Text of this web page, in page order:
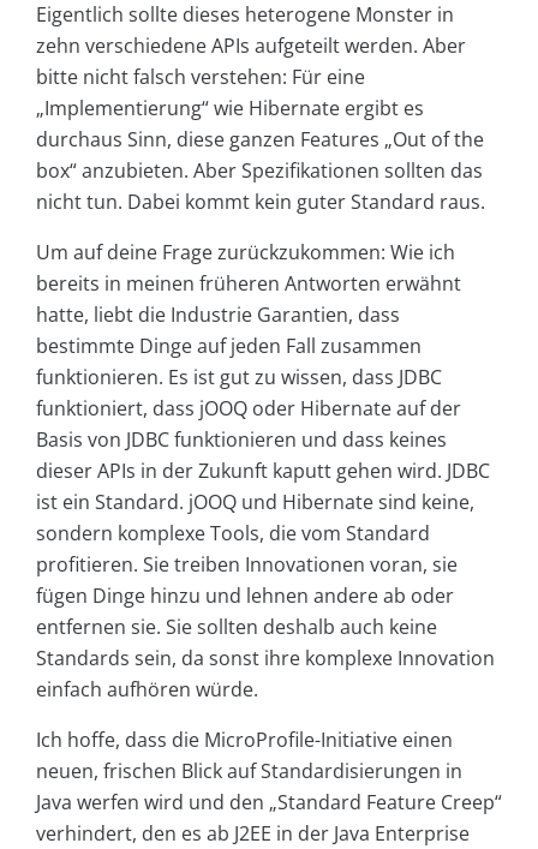
Eigentlich sollte dieses heterogene Monster in
zehn verschiedene APIs aufgeteilt werden. Aber
bitte nicht falsch verstehen: Für eine
„Implementierung“ wie Hibernate ergibt es
durchaus Sinn, diese ganzen Features „Out of the
box“ anzubieten. Aber Spezifikationen sollten das
nicht tun. Dabei kommt kein guter Standard raus.
Um auf deine Frage zurückzukommen: Wie ich
bereits in meinen früheren Antworten erwähnt
hatte, liebt die Industrie Garantien, dass
bestimmte Dinge auf jeden Fall zusammen
funktionieren. Es ist gut zu wissen, dass JDBC
funktioniert, dass jOOQ oder Hibernate auf der
Basis von JDBC funktionieren und dass keines
dieser APIs in der Zukunft kaputt gehen wird. JDBC
ist ein Standard. jOOQ und Hibernate sind keine,
sondern komplexe Tools, die vom Standard
profitieren. Sie treiben Innovationen voran, sie
fügen Dinge hinzu und lehnen andere ab oder
entfernen sie. Sie sollten deshalb auch keine
Standards sein, da sonst ihre komplexe Innovation
einfach aufhören würde.
Ich hoffe, dass die MicroProfile-Initiative einen
neuen, frischen Blick auf Standardisierungen in
Java werfen wird und den „Standard Feature Creep“
verhindert, den es ab J2EE in der Java Enterprise